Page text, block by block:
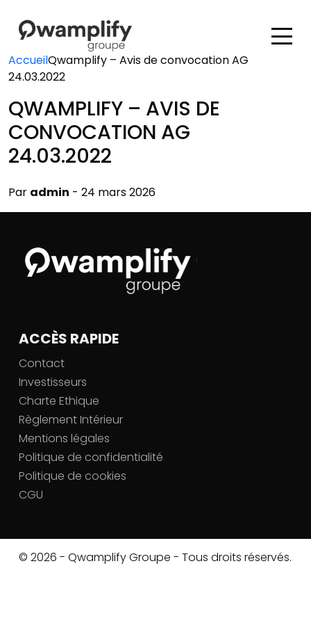
AccueilQwamplify – Avis de convocation AG
24.03.2022
QWAMPLIFY – AVIS DE
CONVOCATION AG
24.03.2022
Par admin - 24 mars 2026
ACCÈS RAPIDE
Contact
Investisseurs
Charte Ethique
Règlement Intérieur
Mentions légales
Politique de confidentialité
Politique de cookies
CGU
© 2026 - Qwamplify Groupe - Tous droits réservés.